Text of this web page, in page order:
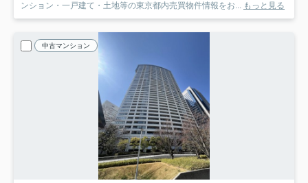
ンション・一戸建て・土地等の東京都内売買物件情報をお... もっと見る
中古マンション